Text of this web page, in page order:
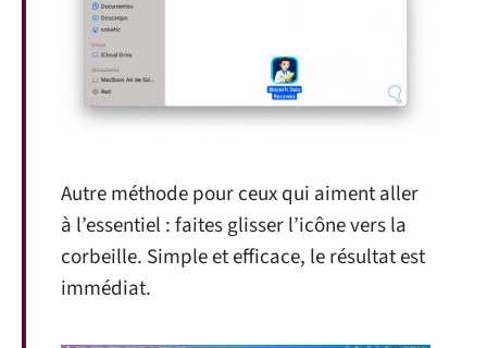
Autre méthode pour ceux qui aiment aller
à l’essentiel : faites glisser l’icône vers la
corbeille. Simple et efficace, le résultat est
immédiat.